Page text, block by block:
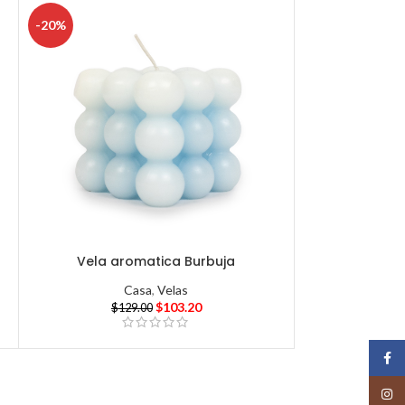
-20%
Vela aromatica Burbuja
Casa,Velas
$129.00 $103.20